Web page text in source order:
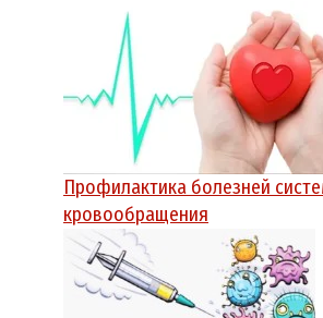
Профилактика болезней
кровообращения